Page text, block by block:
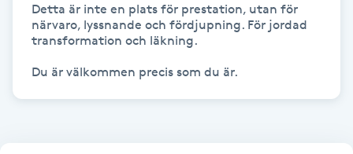
Gellack
Gravidmassage
Detta är inte en plats för prestation, utan för
närvaro, lyssnande och fördjupning. För jordad
transformation och läkning.
Du är välkommen precis som du är.